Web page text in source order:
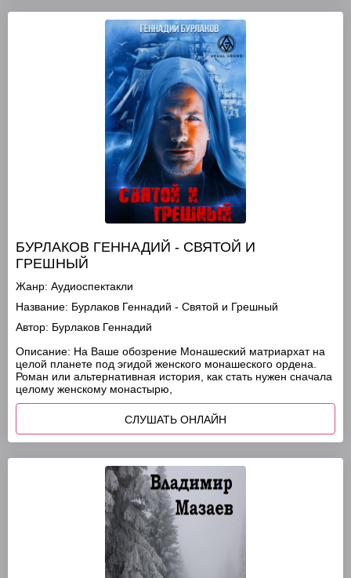
БУРЛАКОВ ГЕННАДИЙ - СВЯТОЙ И
ГРЕШНЫЙ
Жанр: Аудиоспектакли
Название: Бурлаков Геннадий - Святой и Грешный
Автор: Бурлаков Геннадий
Описание: На Ваше обозрение Монашеский матриархат на
целой планете под эгидой женского монашеского ордена.
Роман или альтернативная история, как стать нужен сначала
целому женскому монастырю,
СЛУШАТЬ ОНЛАЙН